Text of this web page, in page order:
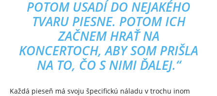
POTOM USADÍ DO NEJAKÉHO
TVARU PIESNE. POTOM ICH
ZAČNEM HRAŤ NA
KONCERTOCH, ABY SOM PRIŠLA
NA TO, ČO S NIMI ĎALEJ.“
Každá pieseň má svoju špecifickú náladu v trochu inom